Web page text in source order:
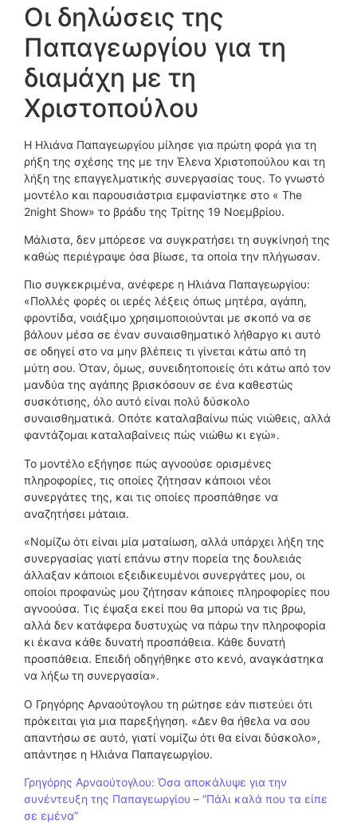
Οι δηλώσεις της
Παπαγεωργίου για τη
διαμάχη με τη
Χριστοπούλου
H Ηλιάνα Παπαγεωργίου μίλησε για πρώτη φορά για τη
ρήξη της σχέσης της με την Έλενα Χριστοπούλου και τη
λήξη της επαγγελματικής συνεργασίας τους. Το γνωστό
μοντέλο και παρουσιάστρια εμφανίστηκε στο « The
2night Show» το βράδυ της Τρίτης 19 Νοεμβρίου.
Μάλιστα, δεν μπόρεσε να συγκρατήσει τη συγκίνησή της
καθώς περιέγραψε όσα βίωσε, τα οποία την πλήγωσαν.
Πιο συγκεκριμένα, ανέφερε η Ηλιάνα Παπαγεωργίου:
«Πολλές φορές οι ιερές λέξεις όπως μητέρα, αγάπη,
φροντίδα, νοιάξιμο χρησιμοποιούνται με σκοπό να σε
βάλουν μέσα σε έναν συναισθηματικό λήθαργο κι αυτό
σε οδηγεί στο να μην βλέπεις τι γίνεται κάτω από τη
μύτη σου. Όταν, όμως, συνειδητοποιείς ότι κάτω από τον
μανδύα της αγάπης βρισκόσουν σε ένα καθεστώς
συσκότισης, όλο αυτό είναι πολύ δύσκολο
συναισθηματικά. Οπότε καταλαβαίνω πώς νιώθεις, αλλά
φαντάζομαι καταλαβαίνεις πώς νιώθω κι εγώ».
Το μοντέλο εξήγησε πώς αγνοούσε ορισμένες
πληροφορίες, τις οποίες ζήτησαν κάποιοι νέοι
συνεργάτες της, και τις οποίες προσπάθησε να
αναζητήσει μάταια.
«Νομίζω ότι είναι μία ματαίωση, αλλά υπάρχει λήξη της
συνεργασίας γιατί επάνω στην πορεία της δουλειάς
άλλαξαν κάποιοι εξειδικευμένοι συνεργάτες μου, οι
οποίοι προφανώς μου ζήτησαν κάποιες πληροφορίες που
αγνοούσα. Τις έψαξα εκεί που θα μπορώ να τις βρω,
αλλά δεν κατάφερα δυστυχώς να πάρω την πληροφορία
κι έκανα κάθε δυνατή προσπάθεια. Κάθε δυνατή
προσπάθεια. Επειδή οδηγήθηκε στο κενό, αναγκάστηκα
να λήξω τη συνεργασία».
Ο Γρηγόρης Αρναούτογλου τη ρώτησε εάν πιστεύει ότι
πρόκειται για μια παρεξήγηση. «Δεν θα ήθελα να σου
απαντήσω σε αυτό, γιατί νομίζω ότι θα είναι δύσκολο»,
απάντησε η Ηλιάνα Παπαγεωργίου.
Γρηγόρης Αρναούτογλου: Όσα αποκάλυψε για την
συνέντευξη της Παπαγεωργίου – “Πάλι καλά που τα είπε
σε εμένα”